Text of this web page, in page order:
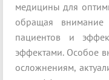
медицины для
обращая
пациентов и
эффектами. Особое
осложнениям,